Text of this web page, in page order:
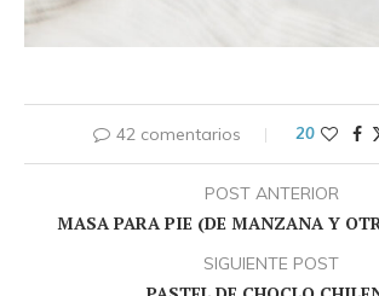
42 comentarios 20
POST ANTERIOR
MASA PARA PIE (DE MANZANA Y
SIGUIENTE POST